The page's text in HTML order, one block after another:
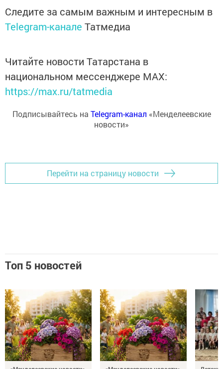
Следите за самым важным и интересным в
Telegram-канале Татмедиа
Читайте новости Татарстана в
национальном мессенджере MАХ:
https://max.ru/tatmedia
Подписывайтесь на Telegram-канал «Менделеевские
новости»
Перейти на страницу новости
Топ 5 новостей